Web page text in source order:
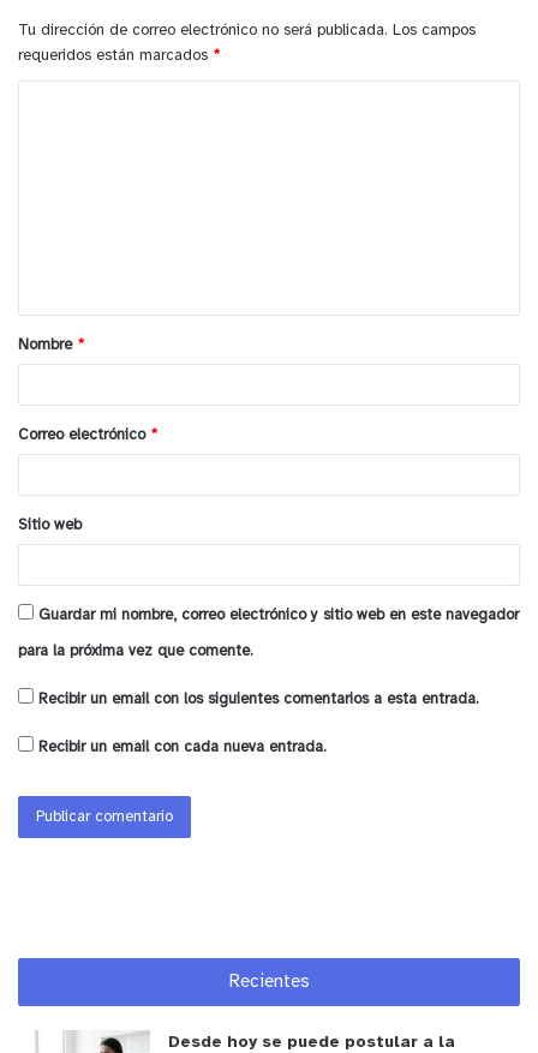
y tú, ¿qué opinas?
Tu dirección de correo electrónico no será publicada. Los campos
requeridos están marcados *
a
r
*
Nombre *
Correo electrónico *
Sitio web
Guardar mi nombre, correo electrónico y sitio web en este navegador
para la próxima vez que comente.
Recibir un email con los siguientes comentarios a esta entrada.
Recibir un email con cada nueva entrada.
Recientes
Desde hoy se puede postular a la